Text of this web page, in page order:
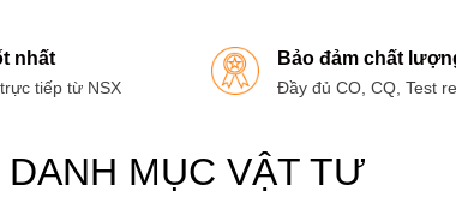
nhất
tiếp từ NSX
Bảo đảm chất
Đầy đủ CO, CQ, Test
DANH MỤC VẬT TƯ